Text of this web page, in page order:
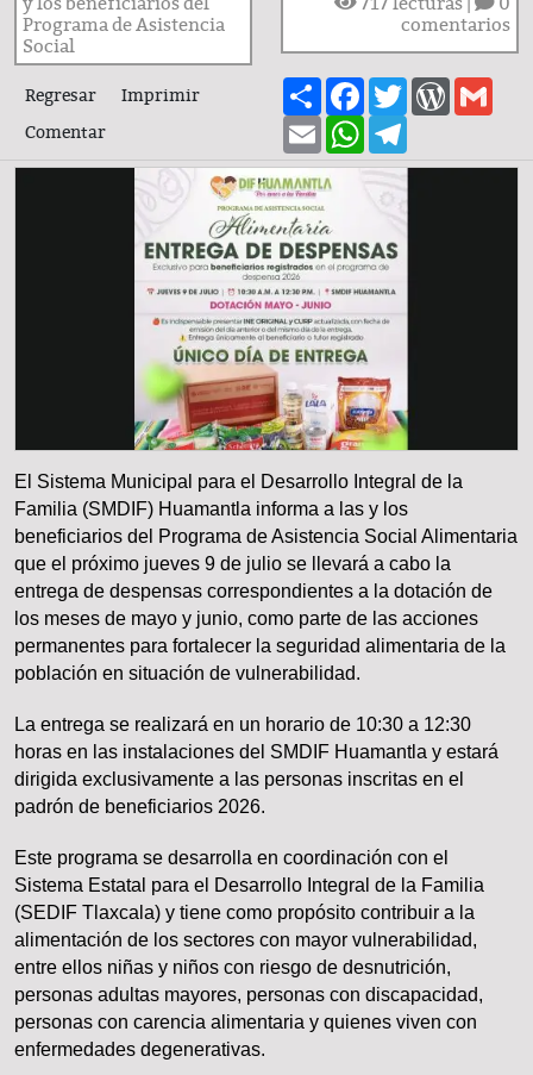
Programa de Asistencia
Social
comentarios
Regresar
Imprimir
Comentar
ShareFacebook
Twitter
EmailWhatsApp
El Sistema Municipal para el Desarrollo Integral de la
Familia (SMDIF) Huamantla informa a las y los
beneficiarios del Programa de Asistencia Social Alimentaria
que el próximo jueves 9 de julio se llevará a cabo la
entrega de despensas correspondientes a la dotación de
los meses de mayo y junio, como parte de las acciones
permanentes para fortalecer la seguridad alimentaria de la
población en situación de vulnerabilidad.
La entrega se realizará en un horario de 10:30 a 12:30
horas en las instalaciones del SMDIF Huamantla y estará
dirigida exclusivamente a las personas inscritas en el
padrón de beneficiarios 2026.
Este programa se desarrolla en coordinación con el
Sistema Estatal para el Desarrollo Integral de la Familia
(SEDIF Tlaxcala) y tiene como propósito contribuir a la
alimentación de los sectores con mayor vulnerabilidad,
entre ellos niñas y niños con riesgo de desnutrición,
personas adultas mayores, personas con discapacidad,
personas con carencia alimentaria y quienes viven con
enfermedades degenerativas.